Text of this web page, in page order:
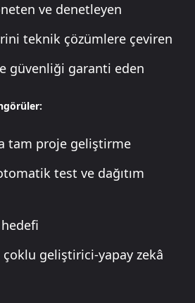
ve denetleyen
teknik çözümlere çeviren
güvenliği garanti eden
tam proje geliştirme
test ve dağıtım
hedefi
çoklu geliştirici-yapay zekâ